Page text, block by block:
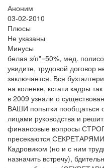
Аноним
03-02-2010
Плюсы
Не указаны
Минусы
белая з/п"=50%, мед.
увидите, трудовой договор
заключается. Вся
на коленке, кстати кадры
в 2009 узнали о
ВАШИ попытки пообщаться
лицами руководства и
финансовые вопросы
пресекаются
Кадровиком (но и с ним
назначить встречу),